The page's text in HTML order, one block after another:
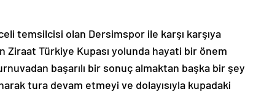
temsilcisi olan Dersimspor ile karşı karşıya
Ziraat Türkiye Kupası yolunda hayati bir önem
başarılı bir sonuç almaktan başka bir şey
tura devam etmeyi ve dolayısıyla kupadaki